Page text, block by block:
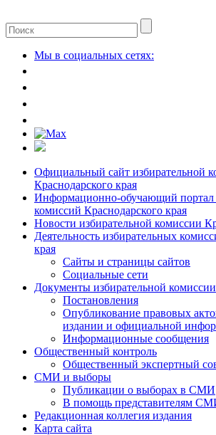
Мы в социальных сетях:
Официальный сайт избирательной
Краснодарского края
Информационно-обучающий портал
комиссий Краснодарского края
Новости избирательной комиссии
Деятельность избирательных
края
Сайты и страницы сайтов
Социальные сети
Документы избирательной комиссии
Постановления
Опубликование правовых
издании и официальной
Информационные сообщения
Общественный контроль
Общественный экспертный
СМИ и выборы
Публикации о выборах в СМИ
В помощь представителям
Редакционная коллегия издания
Карта сайта